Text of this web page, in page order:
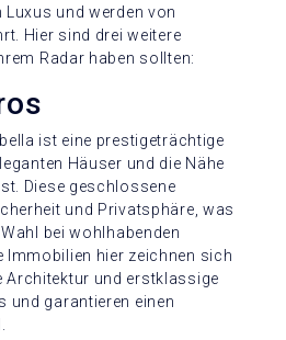
und werden von
Hier sind drei weitere
Radar haben sollten:
ist eine prestigeträchtige
Häuser und die Nähe
Diese geschlossene
und Privatsphäre, was
bei wohlhabenden
Immobilien hier zeichnen sich
Architektur und erstklassige
und garantieren einen